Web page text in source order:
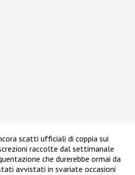
scatti ufficiali di coppia sui
raccolte dal settimanale
che durerebbe ormai da
avvistati in svariate occasioni